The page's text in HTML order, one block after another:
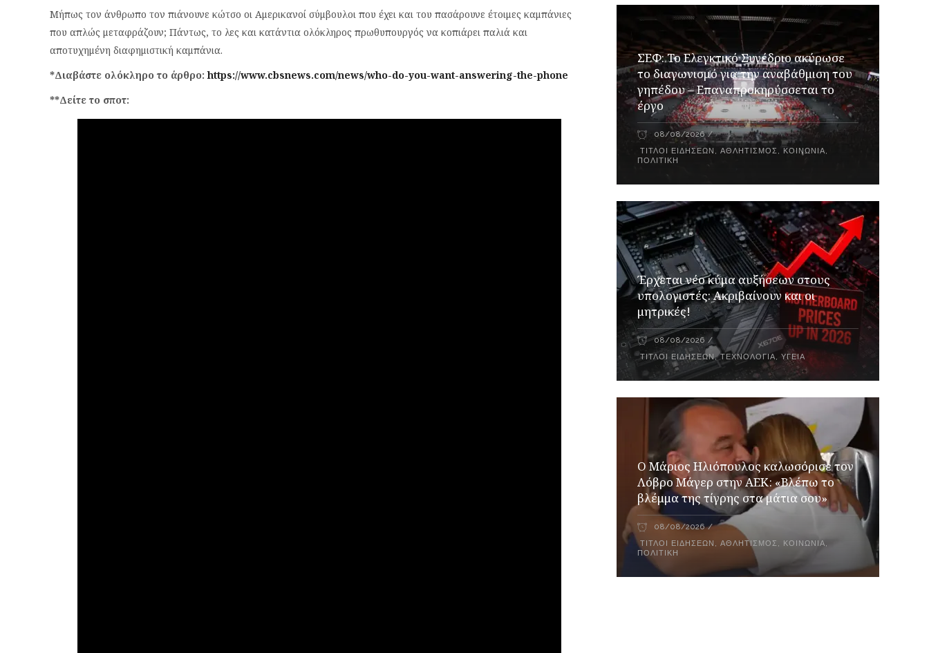
Μήπως τον άνθρωπο τον πιάνουνε κώτσο οι Αμερικανοί σύμβουλοι που έχει και του πασάρουνε έτοιμες καμπάνιες
που απλώς μεταφράζουν; Πάντως, το λες και κατάντια ολόκληρος πρωθυπουργός να κοπιάρει παλιά και
αποτυχημένη διαφημιστική καμπάνια.
*Διαβάστε ολόκληρο το άρθρο:https://www.cbsnews.com/news/who-do-you-want-answering-the-phone
**Δείτε το σποτ:
ΣΕΦ: Το Ελεγκτικό Συνέδριο ακύρωσε
το διαγωνισμό για την αναβάθμιση του
γηπέδου – Επαναπροκηρύσσεται το
έργο
08/08/2026
ΤΊΤΛΟΙ ΕΙΔΉΣΕΩΝ ,ΑΘΛΗΤΙΣΜΌΣ, ΚΟΙΝΩΝΊΑ,
ΠΟΛΙΤΙΚΉ
Έρχεται νέο κύμα αυξήσεων στους
υπολογιστές: Ακριβαίνουν και οι
μητρικές!
08/08/2026
ΤΊΤΛΟΙ ΕΙΔΉΣΕΩΝ,ΤΕΧΝΟΛΟΓΊΑ,ΥΓΕΊΑ
Ο Μάριος Ηλιόπουλος καλωσόρισε τον
Λόβρο Μάγερ στην ΑΕΚ: «Βλέπω το
βλέμμα της τίγρης στα μάτια σου»
08/08/2026
ΤΊΤΛΟΙ ΕΙΔΉΣΕΩΝ ,ΑΘΛΗΤΙΣΜΌΣ , ΚΟΙΝΩΝΊΑ,
ΠΟΛΙΤΙΚΉ